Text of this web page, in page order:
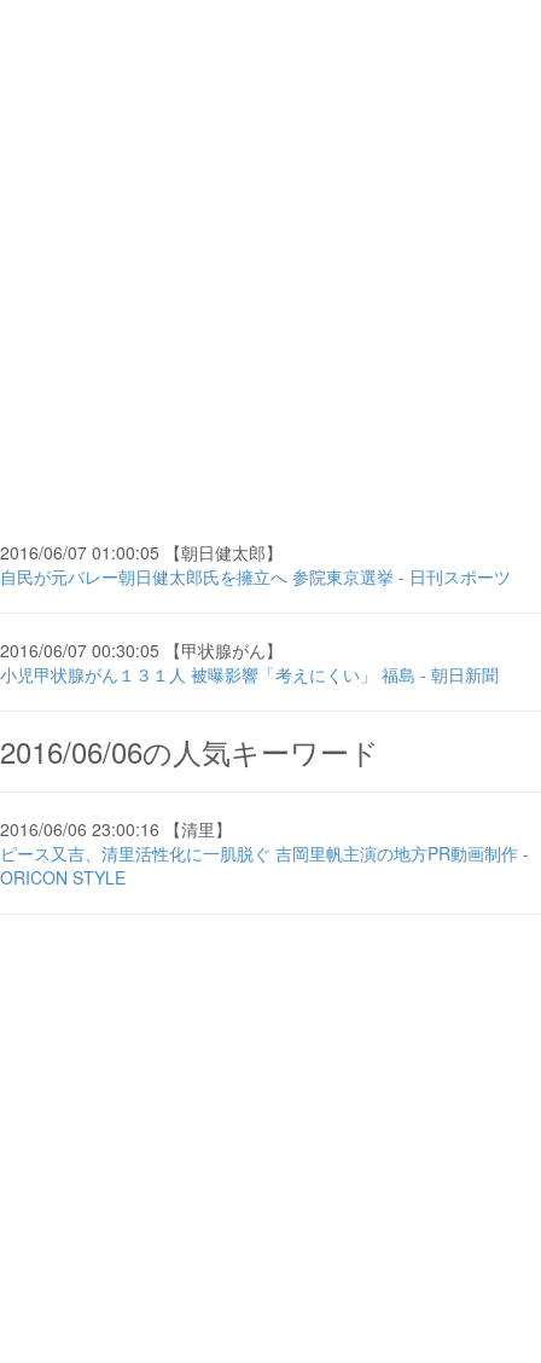
2016/06/07 01:00:05 【朝日健太郎】
自民が元バレー朝日健太郎氏を擁立へ 参院東京選挙 - 日刊スポーツ
2016/06/07 00:30:05 【甲状腺がん】
小児甲状腺がん１３１人 被曝影響「考えにくい」 福島 - 朝日新聞
2016/06/06の人気キーワード
2016/06/06 23:00:16 【清里】
ピース又吉、清里活性化に一肌脱ぐ 吉岡里帆主演の地方PR動画制作 -
ORICON STYLE